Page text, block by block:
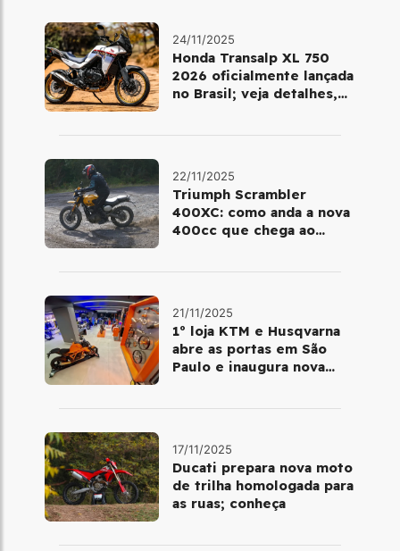
24/11/2025
Honda Transalp XL 750
2026 oficialmente lançada
no Brasil; veja detalhes,
22/11/2025
Triumph Scrambler
400XC: como anda a nova
400cc que chega ao
21/11/2025
1º loja KTM e Husqvarna
abre as portas em São
Paulo e inaugura nova
17/11/2025
Ducati prepara nova moto
de trilha homologada para
as ruas; conheça